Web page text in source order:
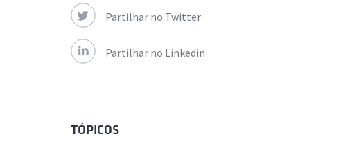
Partilhar no Twitter
Partilhar no Linkedin
TÓPICOS